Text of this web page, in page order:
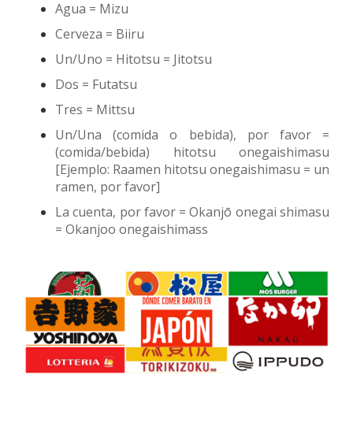
Agua = Mizu
Cerveza = Biiru
Un/Uno = Hitotsu = Jitotsu
Dos = Futatsu
Tres = Mittsu
Un/Una (comida o bebida), por favor =
(comida/bebida) hitotsu onegaishimasu
[Ejemplo: Raamen hitotsu onegaishimasu = un
ramen, por favor]
La cuenta, por favor = Okanjō onegai shimasu
= Okanjoo onegaishimass